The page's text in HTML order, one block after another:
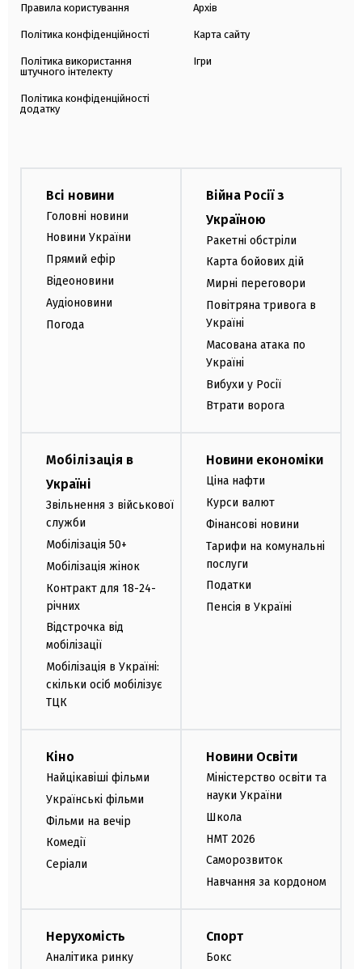
Правила користування
Політика конфіденційності
Політика використання
штучного інтелекту
Політика конфіденційності
додатку
Архів
Карта сайту
Ігри
Всі новини
Головні новини
Новини України
Прямий ефір
Відеоновини
Аудіоновини
Погода
Війна Росії з
Україною
Ракетні обстріли
Карта бойових дій
Мирні переговори
Повітряна тривога в
Україні
Масована атака по
Україні
Вибухи у Росії
Втрати ворога
Мобілізація в
Україні
Звільнення з військової
служби
Мобілізація 50+
Мобілізація жінок
Контракт для 18-24-
річних
Відстрочка від
мобілізації
Мобілізація в Україні:
скільки осіб мобілізує
ТЦК
Новини економіки
Ціна нафти
Курси валют
Фінансові новини
Тарифи на комунальні
послуги
Податки
Пенсія в Україні
Кіно
Найцікавіші фільми
Українські фільми
Фільми на вечір
Комедії
Серіали
Новини Освіти
Міністерство освіти та
науки України
Школа
НМТ 2026
Саморозвиток
Навчання за кордоном
Нерухомість
Аналітика ринку
Спорт
Бокс